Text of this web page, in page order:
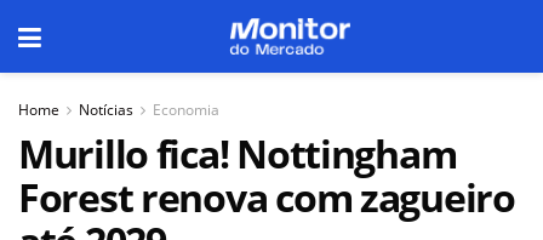
Home Notícias Economia
Murillo fica! Nottingham
Forest renova com zagueiro